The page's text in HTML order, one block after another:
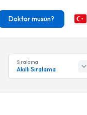
Doktor musun?
Sıralama
Akıllı Sıralama